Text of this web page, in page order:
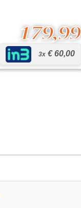
179,99
3x € 60,00